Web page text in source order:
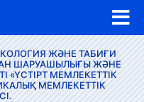
ЖӘНЕ ТАБИҒИ
ШАРУАШЫЛЫҒЫ ЖӘНЕ
«ҮСТІРТ МЕМЛЕКЕТТІК
МЕМЛЕКЕТТІК